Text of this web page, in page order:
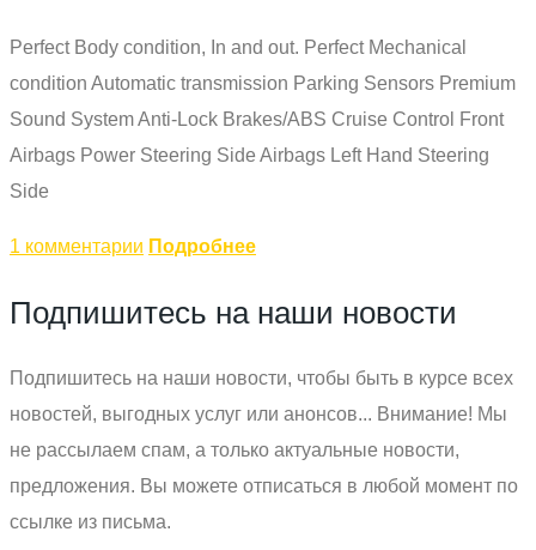
Perfect Body condition, In and out. Perfect Mechanical
condition Automatic transmission Parking Sensors Premium
Sound System Anti-Lock Brakes/ABS Cruise Control Front
Airbags Power Steering Side Airbags Left Hand Steering
Side
1 комментарии Подробнее
Подпишитесь на наши новости
Подпишитесь на наши новости, чтобы быть в курсе всех
новостей, выгодных услуг или анонсов... Внимание! Мы
не рассылаем спам, а только актуальные новости,
предложения. Вы можете отписаться в любой момент по
ссылке из письма.